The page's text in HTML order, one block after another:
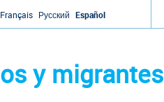
Français Русский Español
y migrantes